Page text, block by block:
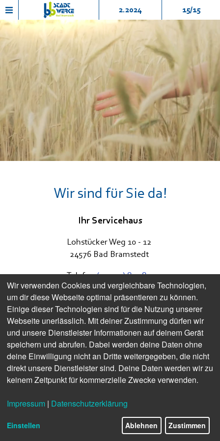
2.2024 15/15
Wir sind für Sie da!
Ihr Servicehaus
Lohstücker Weg 10 - 12
24576 Bad Bramstedt
Telefon(041 92) 87 98-0
Fax(041 92) 87 98-98
vertrieb@stwbb.de
www.stwbb.de
Folgen Sie uns auch auf Social Media!
Öffnungszeiten
Wir verwenden Cookies und vergleichbare Technologien,
um dir diese Webseite optimal präsentieren zu können.
Einige dieser Technologien sind für die Nutzung unserer
Webseite unerlässlich. Mit deiner Zustimmung dürfen wir
und unsere Dienstleister Informationen auf deinem Gerät
speichern und abrufen. Dabei werden deine Daten ohne
deine Einwilligung nicht an Dritte weitergegeben, die nicht
direkt unsere Dienstleister sind. Deine Daten werden wir zu
keinem Zeitpunkt für kommerzielle Zwecke verwenden.
Impressum | Datenschutzerklärung
Einstellen Ablehnen Zustimmen